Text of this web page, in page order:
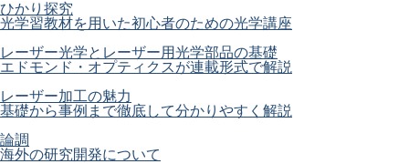
ひかり探究
光学習教材を用いた初心者のための光学講座
レーザー光学とレーザー用光学部品の基礎
エドモンド・オプティクスが連載形式で解説
レーザー加工の魅力
基礎から事例まで徹底して分かりやすく解説
論調
海外の研究開発について